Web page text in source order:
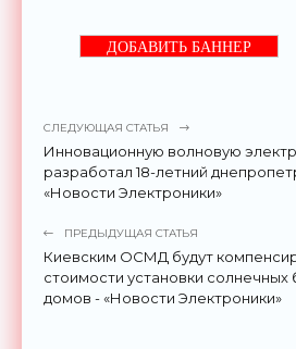
ДОБАВИТЬ БАННЕР
СЛЕДУЮЩАЯ СТАТЬЯ
Инновационную волновую
разработал 18-летний
«Новости Электроники»
ПРЕДЫДУЩАЯ СТАТЬЯ
Киевским ОСМД будут
стоимости установки
домов - «Новости Электроники»